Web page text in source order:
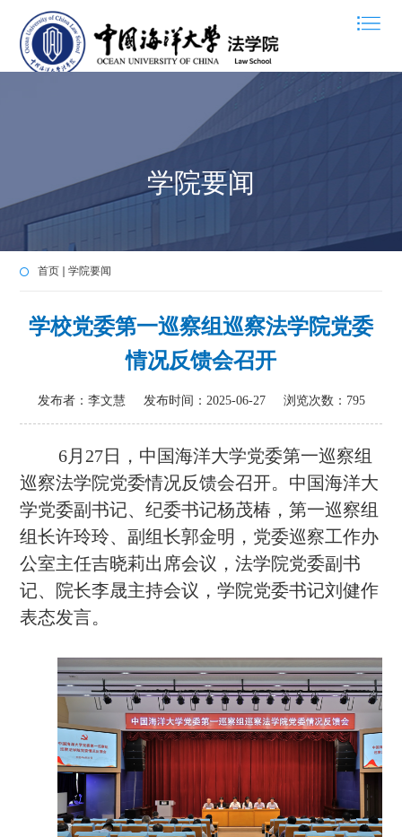
学院要闻
首页 学院要闻
学校党委第一巡察组巡察法学院党委
情况反馈会召开
发布者：李文慧 发布时间：2025-06-27 浏览次数： 795
6月 27日
，中国海洋大学党委第一巡察组
巡察法学院党委情况反馈会召开。中国海洋大
学党委副书记、纪委书记杨茂椿，第一巡察组
组长许玲玲、副组长郭金明，党委巡察工作办
公室主任吉晓莉出席会议，法学院党委副书
记、院长李晟主持会议，学院党委书记刘健作
表态发言。